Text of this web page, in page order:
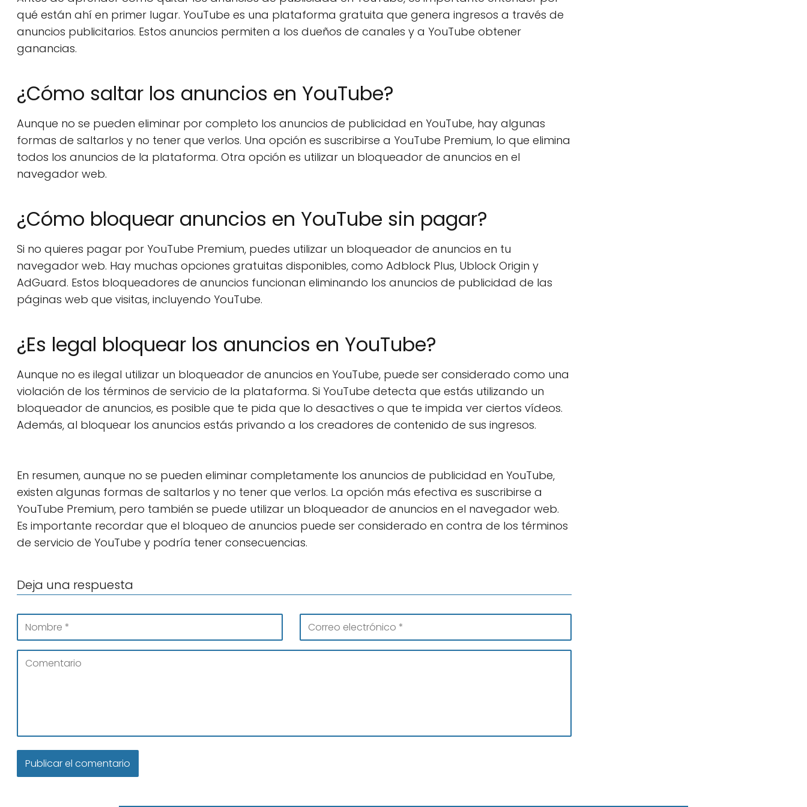
qué están ahí en primer lugar. YouTube es una plataforma gratuita que genera ingresos a través de
anuncios publicitarios. Estos anuncios permiten a los dueños de canales y a YouTube obtener
ganancias.
¿Cómo saltar los anuncios en YouTube?
Aunque no se pueden eliminar por completo los anuncios de publicidad en YouTube, hay algunas
formas de saltarlos y no tener que verlos. Una opción es suscribirse a YouTube Premium, lo que elimina
todos los anuncios de la plataforma. Otra opción es utilizar un bloqueador de anuncios en el
navegador web.
¿Cómo bloquear anuncios en YouTube sin pagar?
Si no quieres pagar por YouTube Premium, puedes utilizar un bloqueador de anuncios en tu
navegador web. Hay muchas opciones gratuitas disponibles, como Adblock Plus, Ublock Origin y
AdGuard. Estos bloqueadores de anuncios funcionan eliminando los anuncios de publicidad de las
páginas web que visitas, incluyendo YouTube.
¿Es legal bloquear los anuncios en YouTube?
Aunque no es ilegal utilizar un bloqueador de anuncios en YouTube, puede ser considerado como una
violación de los términos de servicio de la plataforma. Si YouTube detecta que estás utilizando un
bloqueador de anuncios, es posible que te pida que lo desactives o que te impida ver ciertos vídeos.
Además, al bloquear los anuncios estás privando a los creadores de contenido de sus ingresos.
En resumen, aunque no se pueden eliminar completamente los anuncios de publicidad en YouTube,
existen algunas formas de saltarlos y no tener que verlos. La opción más efectiva es suscribirse a
YouTube Premium, pero también se puede utilizar un bloqueador de anuncios en el navegador web.
Es importante recordar que el bloqueo de anuncios puede ser considerado en contra de los términos
de servicio de YouTube y podría tener consecuencias.
Deja una respuesta